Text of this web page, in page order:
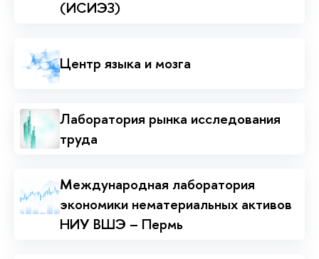
(ИСИЭЗ)
Центр языка и мозга
Лаборатория рынка исследования
труда
Международная лаборатория
экономики нематериальных активов
НИУ ВШЭ – Пермь